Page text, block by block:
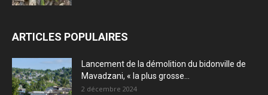
ARTICLES POPULAIRES
Lancement de la démolition du bidonville de
Mavadzani, « la plus grosse...
2 décembre 2024